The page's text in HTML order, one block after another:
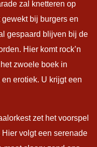
zal knetteren op
bij burgers en
gespaard blijven bij de
Hier komt rock’n
zwoele boek in
erotiek. U krijgt een
zet het voorspel
volgt een serenade